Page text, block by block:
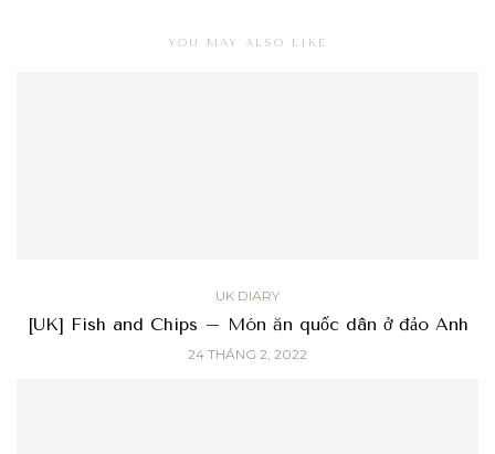
YOU MAY ALSO LIKE
UK DIARY
[UK] Fish and Chips – Món ăn quốc dân ở đảo Anh
24 THÁNG 2, 2022